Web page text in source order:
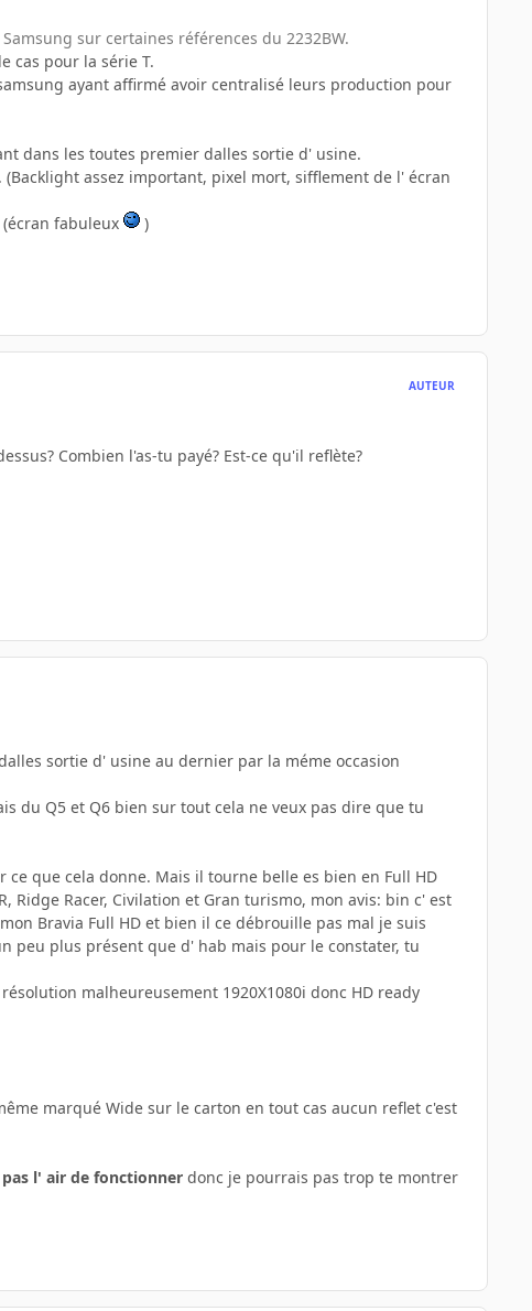
sur certaines références du 2232BW.
cas pour la série T.
ayant affirmé avoir centralisé leurs production pour
dans les toutes premier dalles sortie d' usine.
assez important, pixel mort, sifflement de l' écran
fabuleux
)
AUTEUR
Combien l'as-tu payé? Est-ce qu'il reflète?
sortie d' usine au dernier par la méme occasion
du Q5 et Q6 bien sur tout cela ne veux pas dire que tu
que cela donne. Mais il tourne belle es bien en Full HD
Ridge Racer, Civilation et Gran turismo, mon avis: bin c' est
Bravia Full HD et bien il ce débrouille pas mal je suis
plus présent que d' hab mais pour le constater, tu
malheureusement 1920X1080i donc HD ready
marqué Wide sur le carton en tout cas aucun reflet c'est
l' air de fonctionner donc je pourrais pas trop te montrer